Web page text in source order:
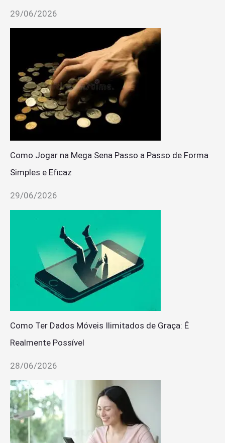
29/06/2026
Como Jogar na Mega Sena Passo a Passo de Forma
Simples e Eficaz
29/06/2026
Como Ter Dados Móveis Ilimitados de Graça: É
Realmente Possível
28/06/2026